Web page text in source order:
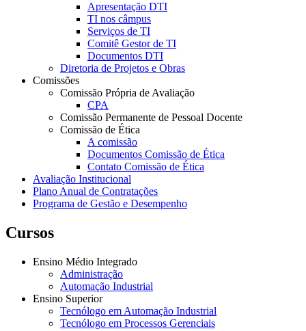
Apresentação DTI
TI nos câmpus
Serviços de TI
Comitê Gestor de TI
Documentos DTI
Diretoria de Projetos e Obras
Comissões
Comissão Própria de Avaliação
CPA
Comissão Permanente de Pessoal Docente
Comissão de Ética
A comissão
Documentos Comissão de Ética
Contato Comissão de Ética
Avaliação Institucional
Plano Anual de Contratações
Programa de Gestão e Desempenho
Cursos
Ensino Médio Integrado
Administração
Automação Industrial
Ensino Superior
Tecnólogo em Automação Industrial
Tecnólogo em Processos Gerenciais